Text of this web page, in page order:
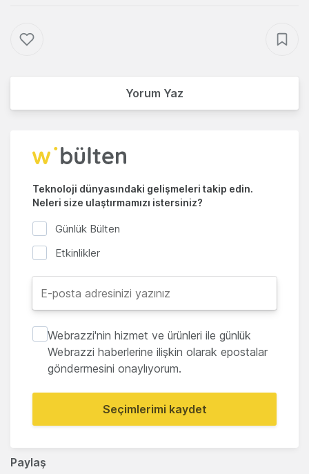
Paylaş
Yorum Yaz
Teknoloji dünyasındaki gelişmeleri takip edin.
Neleri size ulaştırmamızı istersiniz?
Günlük Bülten
Etkinlikler
Webrazzi'nin hizmet ve ürünleri ile günlük
Webrazzi haberlerine ilişkin olarak epostalar
göndermesini onaylıyorum.
Seçimlerimi kaydet